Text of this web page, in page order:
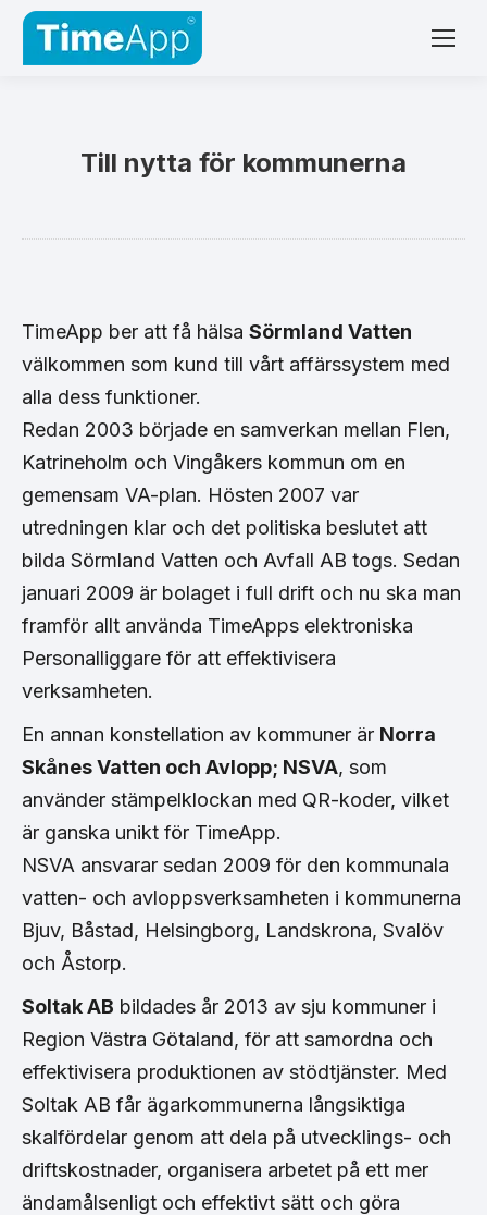
Till nytta för kommunerna
TimeApp ber att få hälsa Sörmland Vatten
välkommen som kund till vårt affärssystem med
alla dess funktioner.
Redan 2003 började en samverkan mellan Flen,
Katrineholm och Vingåkers kommun om en
gemensam VA-plan. Hösten 2007 var
utredningen klar och det politiska beslutet att
bilda Sörmland Vatten och Avfall AB togs. Sedan
januari 2009 är bolaget i full drift och nu ska man
framför allt använda TimeApps elektroniska
Personalliggare för att effektivisera
verksamheten.
En annan konstellation av kommuner är Norra
Skånes Vatten och Avlopp; NSVA, som
använder stämpelklockan med QR-koder, vilket
är ganska unikt för TimeApp.
NSVA ansvarar sedan 2009 för den kommunala
vatten- och avloppsverksamheten i kommunerna
Bjuv, Båstad, Helsingborg, Landskrona, Svalöv
och Åstorp.
Soltak AB bildades år 2013 av sju kommuner i
Region Västra Götaland, för att samordna och
effektivisera produktionen av stödtjänster. Med
Soltak AB får ägarkommunerna långsiktiga
skalfördelar genom att dela på utvecklings- och
driftskostnader, organisera arbetet på ett mer
ändamålsenligt och effektivt sätt och göra